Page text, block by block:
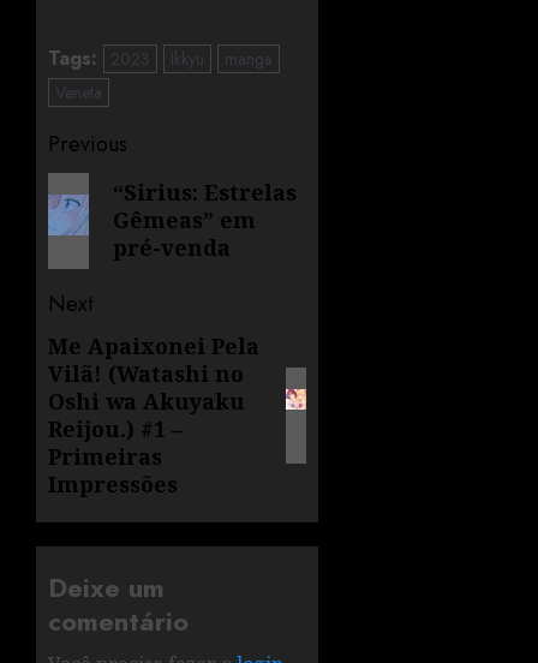
Tags: 2023 Ikkyu
manga
Veneta
Previous
“Sirius: Estrelas
Gêmeas” em
pré-venda
Next
Me Apaixonei Pela
Vilã! (Watashi no
Oshi wa Akuyaku
Reijou.) #1 –
Primeiras
Impressões
Deixe um
comentário